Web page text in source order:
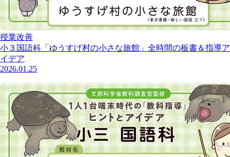
授業改善
小３国語科「ゆうすげ村の小さな旅館」全時間の板書＆指導ア
イデア
2026.01.25